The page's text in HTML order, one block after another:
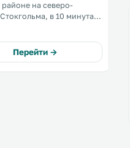
на северо-
в 10 минутах
Фрихамнен. .
Перейти →